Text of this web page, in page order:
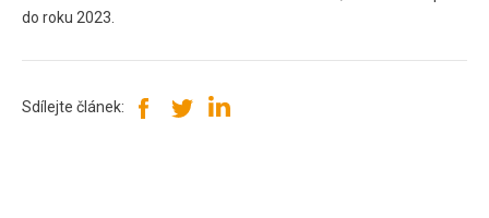
do roku 2023.
Sdílejte článek: